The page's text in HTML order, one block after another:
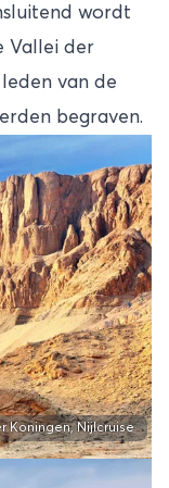
wordt
Vallei der
van de
begraven.
Koningen, Nijlcruise